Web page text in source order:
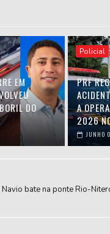
EM
DO
Policial
PRF
A
2026
JUNHO
Navio bate na ponte Rio-